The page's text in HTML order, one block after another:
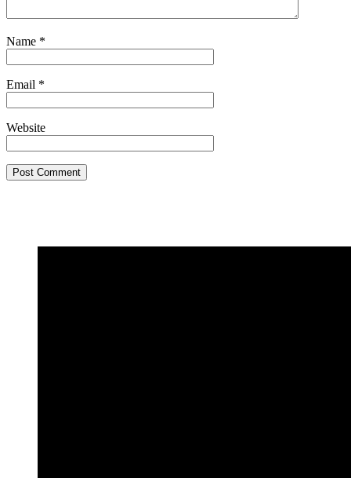
Name *
Email *
Website